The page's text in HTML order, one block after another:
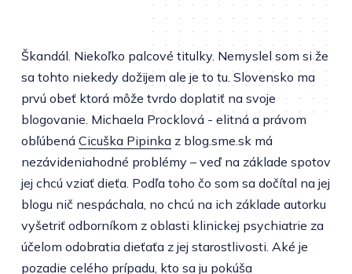
Škandál. Niekoľko palcové titulky. Nemyslel som si že
sa tohto niekedy dožijem ale je to tu. Slovensko ma
prvú obeť ktorá môže tvrdo doplatiť na svoje
blogovanie. Michaela Procklová - elitná a právom
obľúbená Cicuška Pipinkaz blog.sme.sk má
nezávideniahodné problémy – veď na základe spotov
jej chcú vziať dieťa. Podľa toho čo som sa dočítal na jej
blogu nič nespáchala, no chcú na ich základe autorku
vyšetriť odborníkom z oblasti klinickej psychiatrie za
účelom odobratia dieťaťa z jej starostlivosti. Aké je
pozadie celého prípadu, kto sa ju pokúša